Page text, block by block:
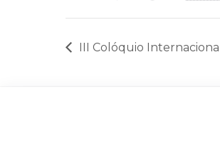
III Colóquio